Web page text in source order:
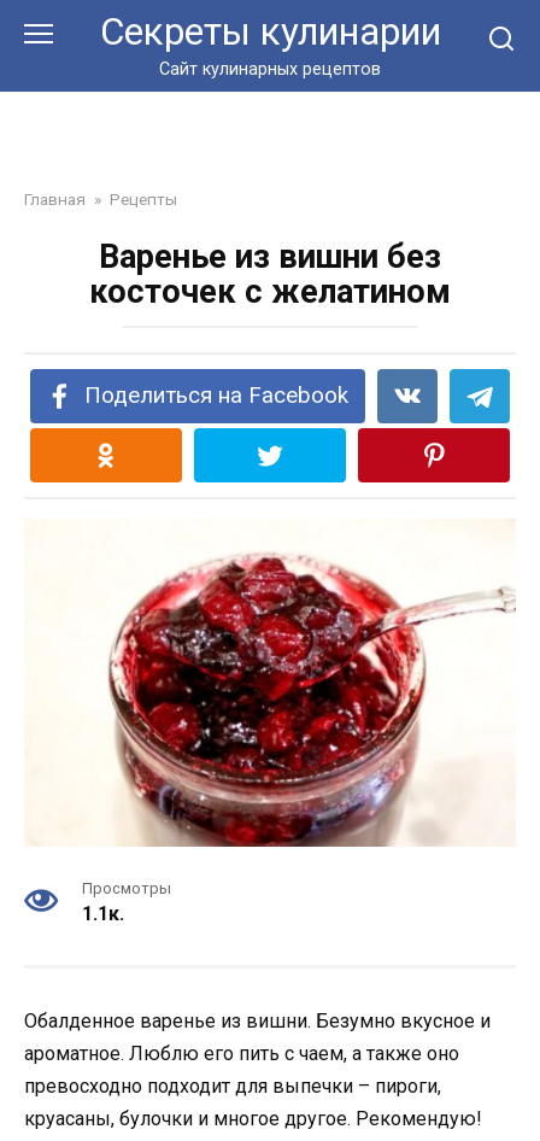
Секреты кулинарии
Сайт кулинарных рецептов
Главная » Рецепты
Варенье из вишни без
косточек с желатином
Поделиться на Facebook
Просмотры
1.1к.
Обалденное варенье из вишни. Безумно вкусное и
ароматное. Люблю его пить с чаем, а также оно
превосходно подходит для выпечки – пироги,
круасаны, булочки и многое другое. Рекомендую!